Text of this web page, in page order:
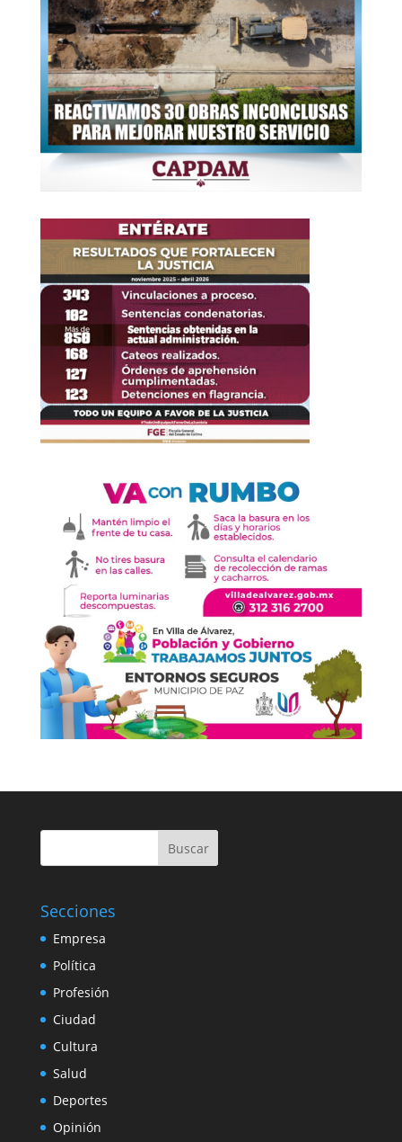
Buscar
Secciones
Empresa
Política
Profesión
Ciudad
Cultura
Salud
Deportes
Opinión